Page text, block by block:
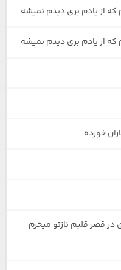
از یادم بری دیدم نمیشه
از یادم بری دیدم نمیشه
خورده
قصر قلبم نازتو میخرم